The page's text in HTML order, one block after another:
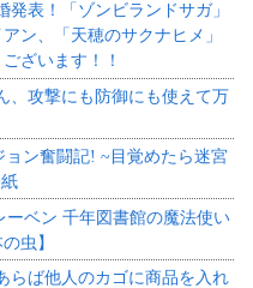
表！「ゾンビランドサガ」
ン、「天穂のサクナヒメ」
ざいます！！
、攻撃にも防御にも使えて万
ン奮闘記! ~目覚めたら迷宮
ーベン 千年図書館の魔法使い
虫】
らば他人のカゴに商品を入れ